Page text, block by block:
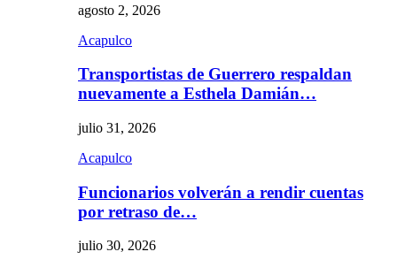
agosto 2, 2026
Acapulco
Transportistas de Guerrero respaldan
nuevamente a Esthela Damián…
julio 31, 2026
Acapulco
Funcionarios volverán a rendir cuentas
por retraso de…
julio 30, 2026